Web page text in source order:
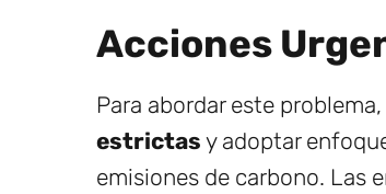
Acciones
Para abordar este
estrictas y adoptar
emisiones de carbono. Las